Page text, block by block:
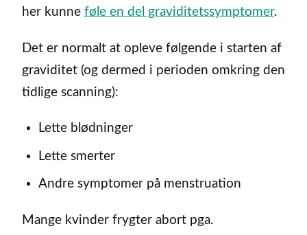
her kunne føle en del graviditetssymptomer.
Det er normalt at opleve følgende i starten af
graviditet (og dermed i perioden omkring den
tidlige scanning):
Lette blødninger
Lette smerter
Andre symptomer på menstruation
Mange kvinder frygter abort pga.